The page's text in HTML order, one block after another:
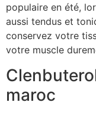
populaire en été,
aussi tendus et
conservez votre
votre muscle
maroc